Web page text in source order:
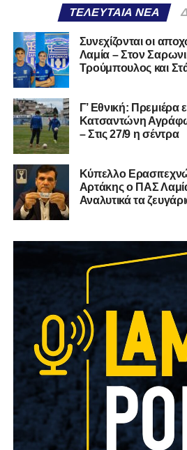
ΤΕΛΕΥΤΑΊΑ ΝΈΑ
Συνεχίζονται οι
Λαμία – Στον
Τρούμπουλος και
Γ’ Εθνική: Πρεμιέρα
Κατσαντώνη
– Στις 27/9 η σέντρα
Kύπελλο
Αρτάκης ο ΠΑΣ
Αναλυτικά τα